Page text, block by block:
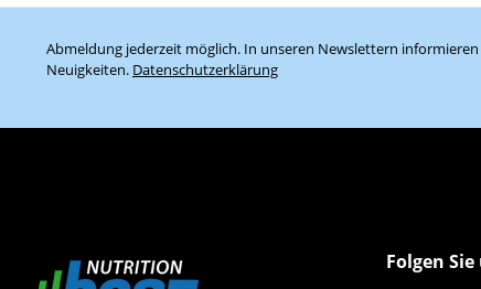
Abmeldung jederzeit möglich. In unseren Newslettern
Neuigkeiten. Datenschutzerklärung
Folgen